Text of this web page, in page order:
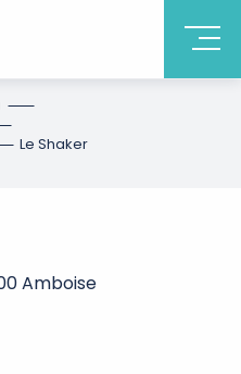
Le Shaker
Amboise